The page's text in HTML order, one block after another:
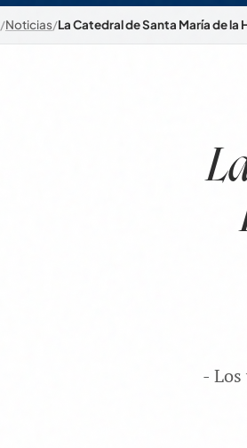
/Noticias/La Catedral de Santa María de
- Los